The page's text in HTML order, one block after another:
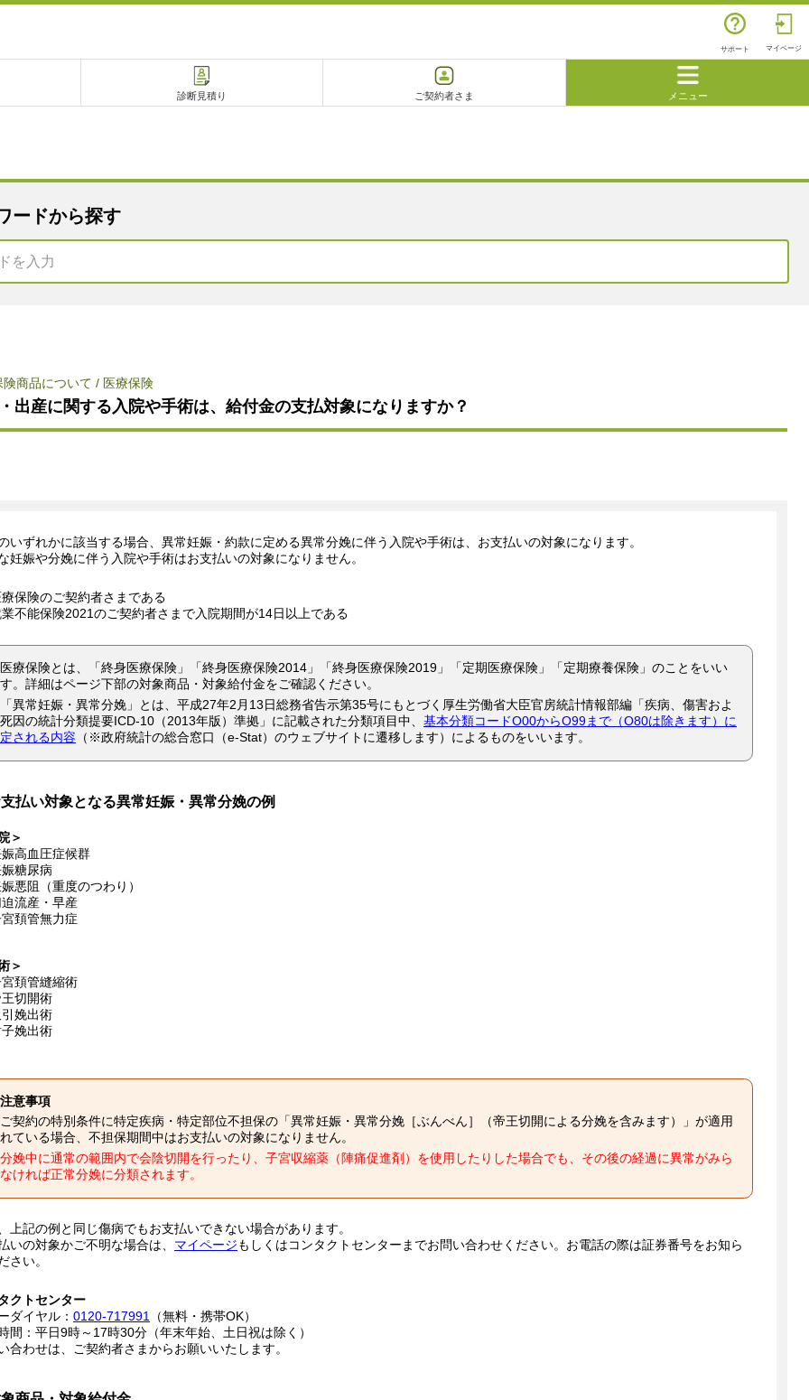
サポート マイページ
診断見積り ご契約者さま メニュー
電話で相談
ードから探す
険商品について / 医療保険
出産に関する入院や手術は、給付金の支払対象になりますか？
いずれかに該当する場合、異常妊娠・約款に定める異常分娩に伴う入院や手術は、お支払いの対象になります。
妊娠や分娩に伴う入院や手術はお支払いの対象になりません。
保険のご契約者さまである
不能保険2021のご契約者さまで入院期間が14日以上である
療保険とは、「終身医療保険」「終身医療保険2014」「終身医療保険2019」「定期医療保険」「定期療養保険」のことをいい
。詳細はページ下部の対象商品・対象給付金をご確認ください。
異常妊娠・異常分娩」とは、平成27年2月13日総務省告示第35号にもとづく厚生労働省大臣官房統計情報部編「疾病、傷害およ
因の統計分類提要ICD-10（2013年版）準拠」に記載された分類項目中、 基本分類コードO00からO99まで（O80は除きます）に
される内容 （※政府統計の総合窓口（e-Stat）のウェブサイトに遷移します）によるものをいいます。
払い対象となる異常妊娠・異常分娩の例
＞
高血圧症候群
糖尿病
悪阻（重度のつわり）
流産・早産
頚管無力症
＞
頚管縫縮術
切開術
娩出術
娩出術
意事項
契約の特別条件に特定疾病・特定部位不担保の「異常妊娠・異常分娩［ぶんべん］（帝王切開による分娩を含みます）」が適用
ている場合、不担保期間中はお支払いの対象になりません。
娩中に通常の範囲内で会陰切開を行ったり、子宮収縮薬（陣痛促進剤）を使用したりした場合でも、その後の経過に異常がみら
ければ正常分娩に分類されます。
上記の例と同じ傷病でもお支払いできない場合があります。
いの対象かご不明な場合は、 マイページもしくはコンタクトセンターまでお問い合わせください。お電話の際は証券番号をお知ら
さい。
クトセンター
ダイヤル： 0120-717991
（無料・携帯OK）
間：平日9時～17時30分（年末年始、土日祝は除く）
合わせは、ご契約者さまからお願いいたします。